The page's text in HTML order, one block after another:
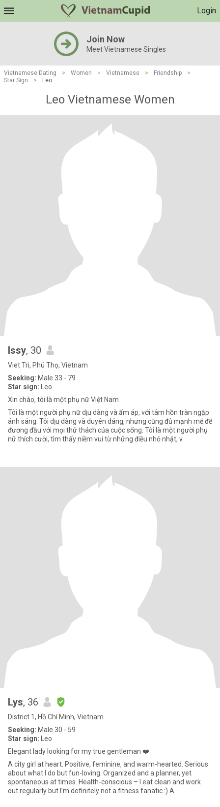
Login
Join Now
Meet Vietnamese Singles
Vietnamese Dating > Women > Vietnamese > Friendship
>
Star Sign
> Leo
Leo Vietnamese Women
Issy, 30
Viet Tri, Phú Thọ, Vietnam
Seeking: Male 33 - 79
Star sign: Leo
Xin chào, tôi là một phụ nữ Việt Nam
Tôi là một người phụ nữ dịu dàng và ấm áp, với tâm hồn tràn ngập
ánh sáng. Tôi dịu dàng và duyên dáng, nhưng cũng đủ mạnh mẽ để
đương đầu với mọi thử thách của cuộc sống. Tôi là một người phụ
nữ thích cười, tìm thấy niềm vui từ những điều nhỏ nhặt, v
Lys, 36
District 1, Hồ Chí Minh, Vietnam
Seeking: Male 30 - 59
Star sign: Leo
Elegant lady looking for my true gentleman ❤️
A city girl at heart. Positive, feminine, and warm-hearted. Serious
about what I do but fun-loving. Organized and a planner, yet
spontaneous at times. Health-conscious – I eat clean and work
out regularly but I’m definitely not a fitness fanatic :) A